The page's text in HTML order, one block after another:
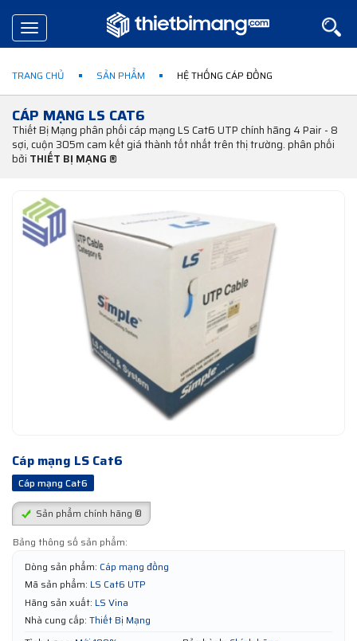
Toggle
navigation
TRANG CHỦ SẢN PHẨM HỆ THỐNG CÁP ĐỒNG
CÁP MẠNG LS CAT6
Thiết Bị Mạng phân phối cáp mạng LS Cat6 UTP chính hãng 4 Pair - 8
sợi, cuộn 305m cam kết giá thành tốt nhất trên thị trường. phân phối
bởi THIẾT BỊ MẠNG ®
Cáp mạng LS Cat6
Cáp mạng Cat6
Sản phẩm chính hãng ®
Bảng thông số sản phẩm:
Dòng sản phẩm: Cáp mạng đồng
Mã sản phẩm: LS Cat6 UTP
Hãng sản xuất: LS Vina
Nhà cung cấp: Thiết Bị Mạng